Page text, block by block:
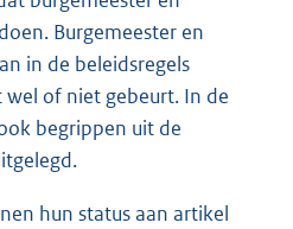
Burgemeester en
in de beleidsregels
of niet gebeurt. In de
begrippen uit de
hun status aan artikel